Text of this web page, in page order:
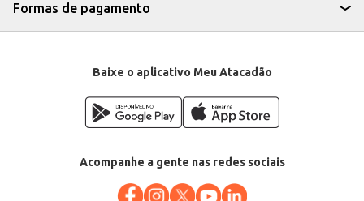
Formas de pagamento
Baixe o aplicativo Meu Atacadão
Acompanhe a gente nas redes sociais